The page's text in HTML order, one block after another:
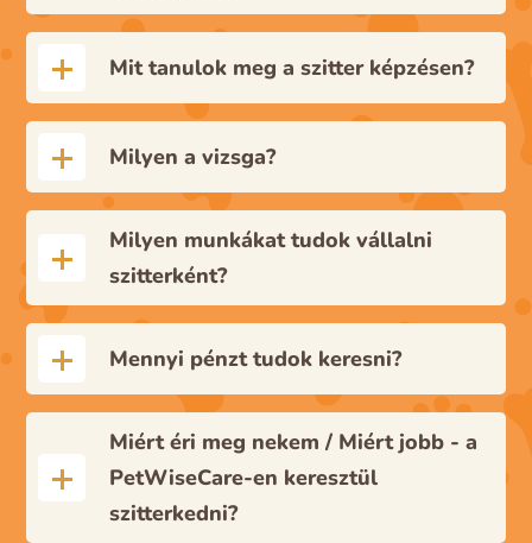
Mit tanulok meg a szitter képzésen?
Milyen a vizsga?
Milyen munkákat tudok vállalni
szitterként?
Mennyi pénzt tudok keresni?
Miért éri meg nekem / Miért jobb - a
PetWiseCare-en keresztül
szitterkedni?